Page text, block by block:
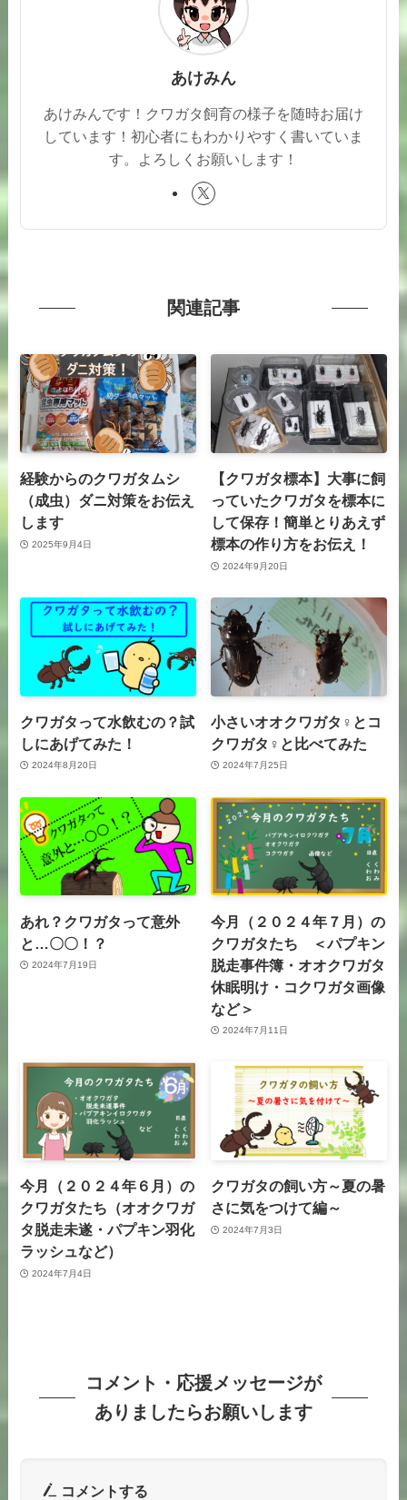
あけみん
あけみんです！クワガタ飼育の様子を随時お届け
しています！初心者にもわかりやすく書いていま
す。よろしくお願いします！
関連記事
経験からのクワガタムシ
（成虫）ダニ対策をお伝え
します
2025年9月4日
【クワガタ標本】大事に飼
っていたクワガタを標本に
して保存！簡単とりあえず
標本の作り方をお伝え！
2024年9月20日
クワガタって水飲むの？試
しにあげてみた！
2024年8月20日
小さいオオクワガタ♀とコ
クワガタ♀と比べてみた
2024年7月25日
あれ？クワガタって意外
と…〇〇！？
2024年7月19日
今月（２０２４年７月）の
クワガタたち ＜パプキン
脱走事件簿・オオクワガタ
休眠明け・コクワガタ画像
など＞
2024年7月11日
今月（２０２４年６月）の
クワガタたち（オオクワガ
タ脱走未遂・パプキン羽化
ラッシュなど）
2024年7月4日
クワガタの飼い方～夏の暑
さに気をつけて編～
2024年7月3日
コメント・応援メッセージが
ありましたらお願いします
コメントする